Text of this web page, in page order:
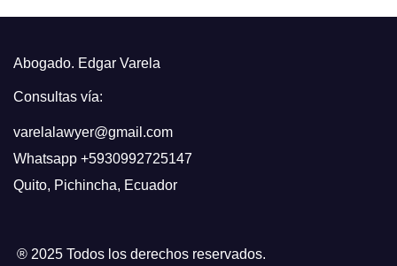
Abogado. Edgar Varela
Consultas vía:
varelalawyer@gmail.com
Whatsapp +5930992725147
Quito, Pichincha, Ecuador
® 2025 Todos los derechos reservados.